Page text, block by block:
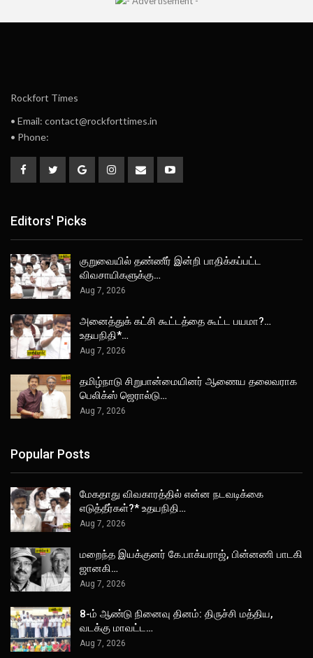
Rockfort Times
• Email: contact@rockforttimes.in
• Phone:
Editors' Picks
குறுவையில் தண்ணீர் இன்றி பாதிக்கப்பட்ட
விவசாயிகளுக்கு…
Aug 7, 2026
அனைத்துக் கட்சி கூட்டத்தை கூட்ட பயமா?…
உதயநிதி*…
Aug 7, 2026
தமிழ்நாடு சிறுபான்மையினர் ஆணைய தலைவராக
பெலிக்ஸ் ஜெரால்டு…
Aug 7, 2026
Popular Posts
மேகதாது விவகாரத்தில் என்ன நடவடிக்கை
எடுத்தீர்கள்?* உதயநிதி…
Aug 7, 2026
மறைந்த இயக்குனர் கே.பாக்யராஜ், பின்னணி பாடகி
ஜானகி…
Aug 7, 2026
8-ம் ஆண்டு நினைவு தினம்: திருச்சி மத்திய,
வடக்கு மாவட்ட…
Aug 7, 2026